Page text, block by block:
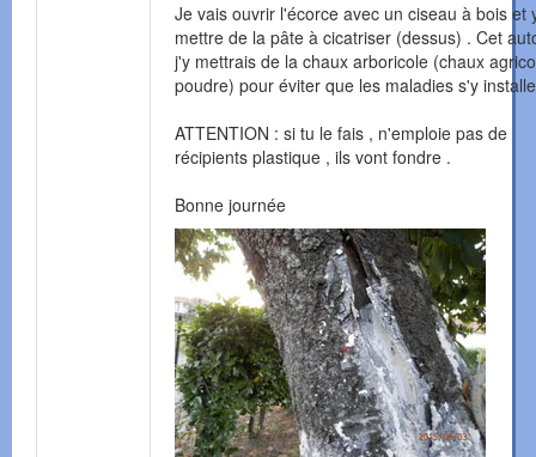
Je vais ouvrir l'écorce avec un ciseau à bois et
mettre de la pâte à cicatriser (dessus) . Cet
j'y mettrais de la chaux arboricole (chaux
poudre) pour éviter que les maladies s'y
ATTENTION : si tu le fais , n'emploie pas de
récipients plastique , ils vont fondre .
Bonne journée